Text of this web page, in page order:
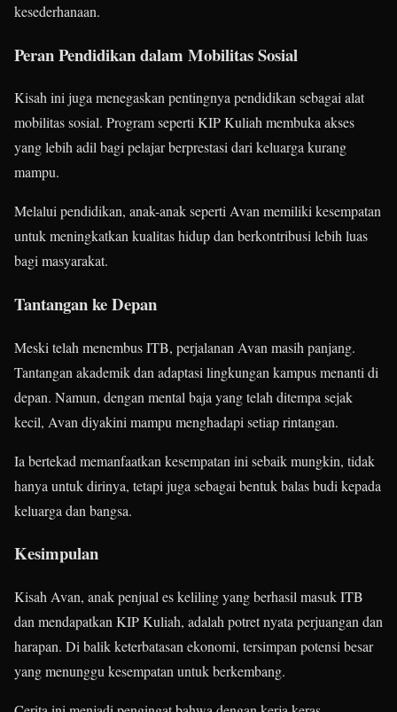
kesederhanaan.
Peran Pendidikan dalam Mobilitas Sosial
Kisah ini juga menegaskan pentingnya pendidikan sebagai alat
mobilitas sosial. Program seperti KIP Kuliah membuka akses
yang lebih adil bagi pelajar berprestasi dari keluarga kurang
mampu.
Melalui pendidikan, anak-anak seperti Avan memiliki kesempatan
untuk meningkatkan kualitas hidup dan berkontribusi lebih luas
bagi masyarakat.
Tantangan ke Depan
Meski telah menembus ITB, perjalanan Avan masih panjang.
Tantangan akademik dan adaptasi lingkungan kampus menanti di
depan. Namun, dengan mental baja yang telah ditempa sejak
kecil, Avan diyakini mampu menghadapi setiap rintangan.
Ia bertekad memanfaatkan kesempatan ini sebaik mungkin, tidak
hanya untuk dirinya, tetapi juga sebagai bentuk balas budi kepada
keluarga dan bangsa.
Kesimpulan
Kisah Avan, anak penjual es keliling yang berhasil masuk ITB
dan mendapatkan KIP Kuliah, adalah potret nyata perjuangan dan
harapan. Di balik keterbatasan ekonomi, tersimpan potensi besar
yang menunggu kesempatan untuk berkembang.